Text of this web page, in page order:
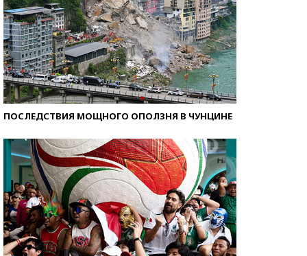
ПОСЛЕДСТВИЯ МОЩНОГО ОПОЛЗНЯ В ЧУНЦИНЕ